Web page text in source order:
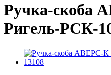
Ручка-скоба
Ригель-РСК-